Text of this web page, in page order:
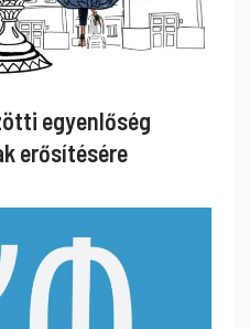
egyenlőség
erősítésére